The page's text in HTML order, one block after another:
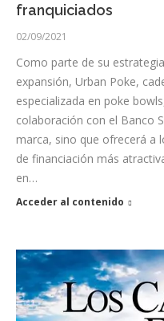
franquiciados
02/09/2021
Como parte de su
expansión, Urban Poke,
especializada en poke
colaboración con el Banco
marca, sino que ofrecerá a
de financiación más
en…
Acceder al contenido